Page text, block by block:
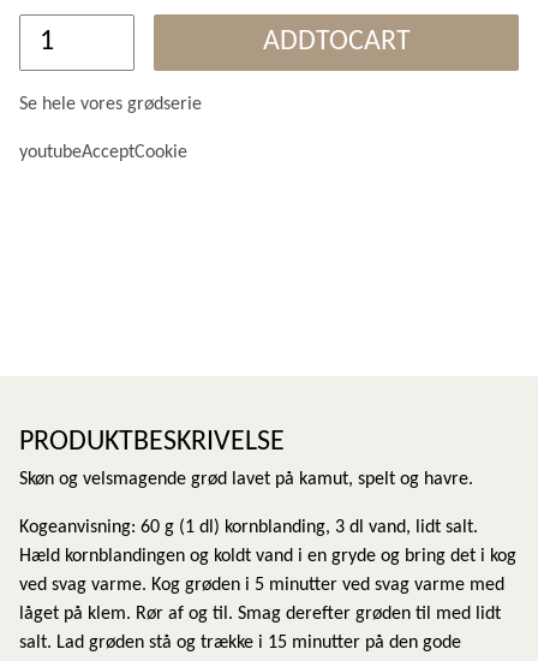
ADDTOCART
Se hele vores grødserie
youtubeAcceptCookie
PRODUKTBESKRIVELSE
Skøn og velsmagende grød lavet på kamut, spelt og havre.
Kogeanvisning: 60 g (1 dl) kornblanding, 3 dl vand, lidt salt.
Hæld kornblandingen og koldt vand i en gryde og bring det i kog
ved svag varme. Kog grøden i 5 minutter ved svag varme med
låget på klem. Rør af og til. Smag derefter grøden til med lidt
salt. Lad grøden stå og trække i 15 minutter på den gode